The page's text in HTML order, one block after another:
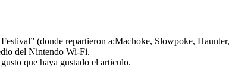
(donde repartieron a:Machoke, Slowpoke,
del Nintendo Wi-Fi.
que haya gustado el articulo.